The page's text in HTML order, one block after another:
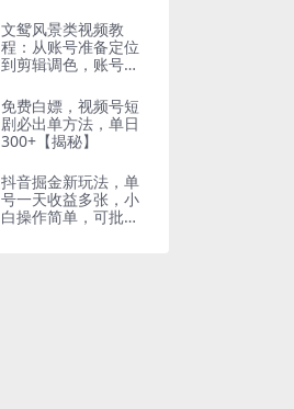
文鸳风景类视频教
程：从账号准备定位
到剪辑调色，账号起
投放技巧
免费白嫖，视频号短
剧必出单方法，单日
300+【揭秘】
抖音掘金新玩法，单
号一天收益多张，小
白操作简单，可批量